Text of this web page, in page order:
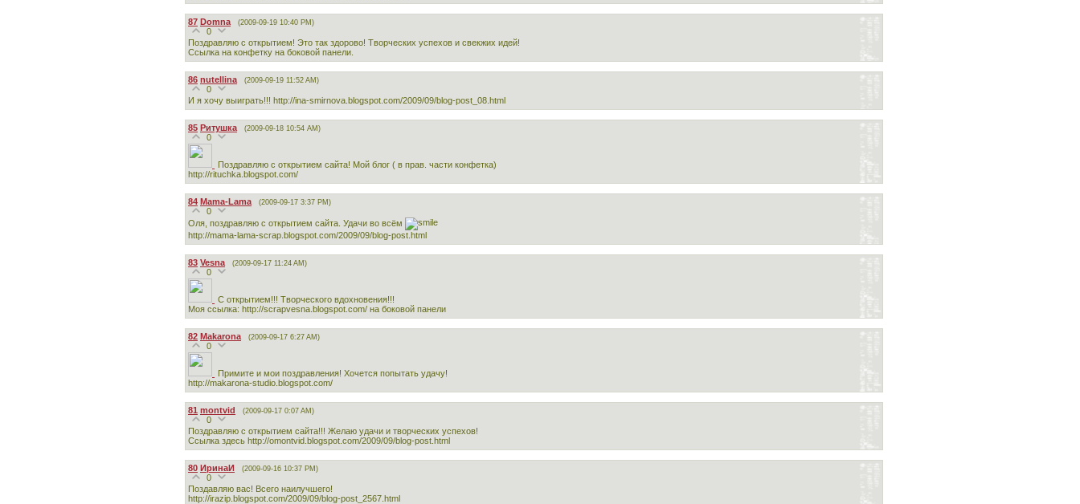
87 Domna (2009-09-19 10:40 PM)
0
Поздравляю с открытием! Это так здорово! Творческих успехов и свекжих идей!
Ссылка на конфетку на боковой панели.
86 nutellina (2009-09-19 11:52 AM)
0
И я хочу выиграть!!! http://ina-smirnova.blogspot.com/2009/09/blog-post_08.html
85 Ритушка (2009-09-18 10:54 AM)
0
Поздравляю с открытием сайта! Мой блог ( в прав. части конфетка)
http://rituchka.blogspot.com/
84 Mama-Lama (2009-09-17 3:37 PM)
0
Оля, поздравляю с открытием сайта. Удачи во всём
http://mama-lama-scrap.blogspot.com/2009/09/blog-post.html
83 Vesna (2009-09-17 11:24 AM)
0
С открытием!!! Творческого вдохновения!!!
Моя ссылка: http://scrapvesna.blogspot.com/ на боковой панели
82 Makarona (2009-09-17 6:27 AM)
0
Примите и мои поздравления! Хочется попытать удачу!
http://makarona-studio.blogspot.com/
81 montvid (2009-09-17 0:07 AM)
0
Поздравляю с открытием сайта!!! Желаю удачи и творческих успехов!
Ссылка здесь http://omontvid.blogspot.com/2009/09/blog-post.html
80 ИринаИ (2009-09-16 10:37 PM)
0
Поздавляю вас! Всего наилучшего!
http://irazip.blogspot.com/2009/09/blog-post_2567.html